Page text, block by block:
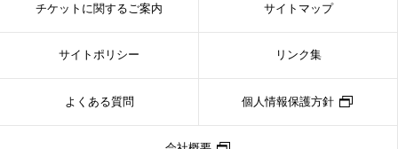
チケットに関するご案内 サイトマップ
サイトポリシー リンク集
よくある質問 個人情報保護方針